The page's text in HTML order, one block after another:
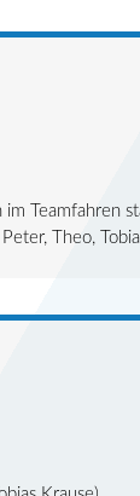
Teamfahren
Theo,